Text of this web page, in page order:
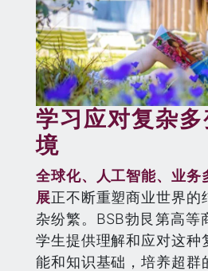
学习应对复杂
境
全球化、人工智能、业务
展正不断重塑商业世界的
杂纷繁。BSB勃艮第高等
学生提供理解和应对这种
能和知识基础，培养超群